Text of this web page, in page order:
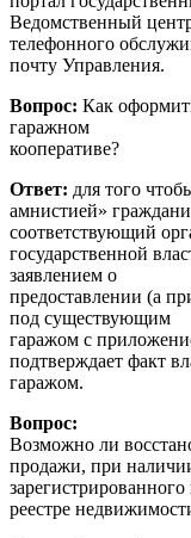
Ведомственный
телефонного
почту Управления.
Вопрос: Как
гаражном
кооперативе?
Ответ: для того
амнистией»
соответствующий
государственной
заявлением о
предоставлении (а
под существующим
гаражом с
подтверждает факт
гаражом.
Вопрос:
Возможно ли
продажи, при
реестре